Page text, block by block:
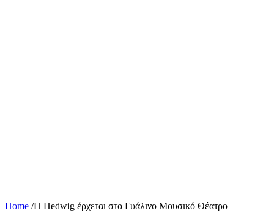
Home /Η Hedwig έρχεται στο Γυάλινο Μουσικό Θέατρο